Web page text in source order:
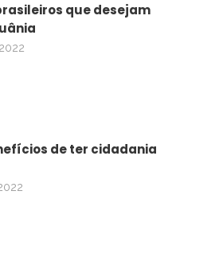
que desejam
de ter cidadania